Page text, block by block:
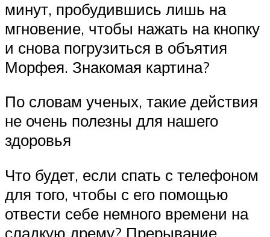
минут, пробудившись лишь на
мгновение, чтобы нажать на кнопку
и снова погрузиться в объятия
Морфея. Знакомая картина?
По словам ученых, такие действия
не очень полезны для нашего
здоровья
Что будет, если спать с телефоном
для того, чтобы с его помощью
отвести себе немного времени на
сладкую дрему? Прерывание